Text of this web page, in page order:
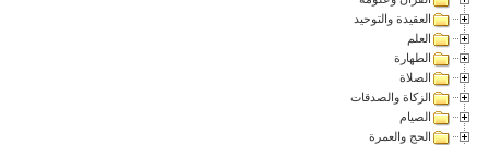
العقيدة والتوحيد
العلم
الطهارة
الصلاة
الزكاة والصدقات
الصيام
الحج والعمرة